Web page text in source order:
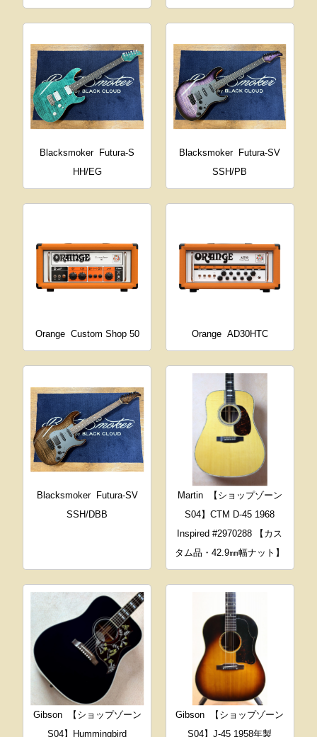
Blacksmoker
Futura-S
HH/EG
Blacksmoker
Futura-SV
SSH/PB
Orange Custom Shop 50 Orange AD30HTC
Blacksmoker
Futura-SV
SSH/DBB
Martin
【ショップゾーン
S04】CTM D-45 1968
Inspired #2970288 【カス
タム品・42.9㎜幅ナット】
Gibson
【ショップゾーン
S04】Hummingbird
Gibson
【ショップゾーン
S04】J-45 1958年製